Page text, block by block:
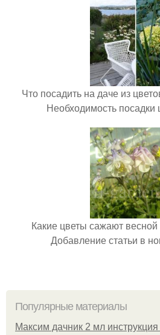
Что посадить на даче из
Необходимость посадки
Какие цветы сажают весной
Добавление статьи в
Популярные материалы
Максим дачник 2 мл